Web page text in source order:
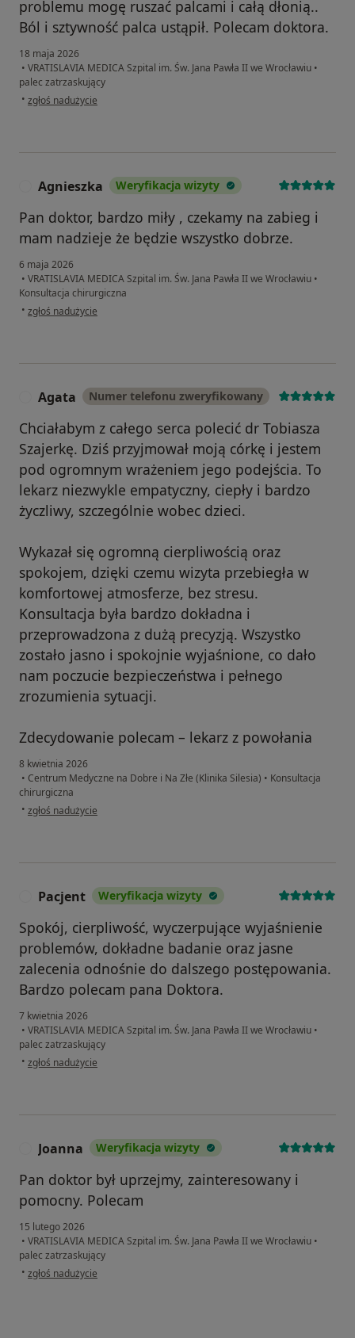
problemu mogę ruszać palcami i całą dłonią..
Ból i sztywność palca ustąpił. Polecam doktora.
18 maja 2026
• VRATISLAVIA MEDICA Szpital im. Św. Jana Pawła II we Wrocławiu •
palec zatrzaskujący
• w opinii użytkownika Irena
zgłoś nadużycie
Agnieszka Weryfikacja wizyty
Pan doktor, bardzo miły , czekamy na zabieg i
mam nadzieje że będzie wszystko dobrze.
6 maja 2026
• VRATISLAVIA MEDICA Szpital im. Św. Jana Pawła II we Wrocławiu •
Konsultacja chirurgiczna
• w opinii użytkownika Agnieszka
zgłoś nadużycie
Agata Numer telefonu zweryfikowany
Chciałabym z całego serca polecić dr Tobiasza
Szajerkę. Dziś przyjmował moją córkę i jestem
pod ogromnym wrażeniem jego podejścia. To
lekarz niezwykle empatyczny, ciepły i bardzo
życzliwy, szczególnie wobec dzieci.
Wykazał się ogromną cierpliwością oraz
spokojem, dzięki czemu wizyta przebiegła w
komfortowej atmosferze, bez stresu.
Konsultacja była bardzo dokładna i
przeprowadzona z dużą precyzją. Wszystko
zostało jasno i spokojnie wyjaśnione, co dało
nam poczucie bezpieczeństwa i pełnego
zrozumienia sytuacji.
Zdecydowanie polecam – lekarz z powołania
8 kwietnia 2026
• Centrum Medyczne na Dobre i Na Złe (Klinika Silesia) • Konsultacja
chirurgiczna
• w opinii użytkownika Agata
zgłoś nadużycie
Pacjent Weryfikacja wizyty
Spokój, cierpliwość, wyczerpujące wyjaśnienie
problemów, dokładne badanie oraz jasne
zalecenia odnośnie do dalszego postępowania.
Bardzo polecam pana Doktora.
7 kwietnia 2026
• VRATISLAVIA MEDICA Szpital im. Św. Jana Pawła II we Wrocławiu •
palec zatrzaskujący
• w opinii użytkownika Pacjent
zgłoś nadużycie
Joanna Weryfikacja wizyty
Pan doktor był uprzejmy, zainteresowany i
pomocny. Polecam
15 lutego 2026
• VRATISLAVIA MEDICA Szpital im. Św. Jana Pawła II we Wrocławiu •
palec zatrzaskujący
• w opinii użytkownika Joanna
zgłoś nadużycie